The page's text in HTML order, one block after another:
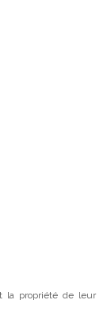
la propriété de leur